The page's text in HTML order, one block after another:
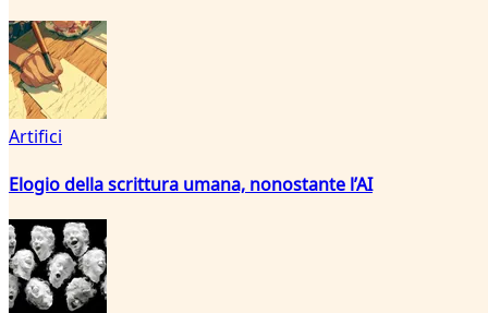
Artifici
Elogio della scrittura umana, nonostante l’AI